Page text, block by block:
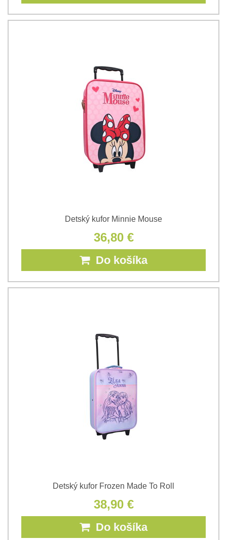
Detský kufor Minnie Mouse
36,80 €
Do košíka
Detský kufor Frozen Made To Roll
38,90 €
Do košíka